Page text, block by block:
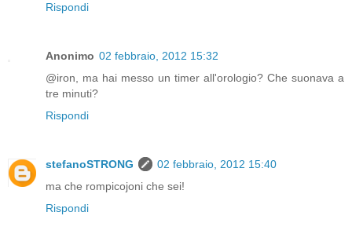
Rispondi
Anonimo 02 febbraio, 2012 15:32
@iron, ma hai messo un timer all'orologio? Che suonava a
tre minuti?
Rispondi
stefanoSTRONG
02 febbraio, 2012 15:40
ma che rompicojoni che sei!
Rispondi